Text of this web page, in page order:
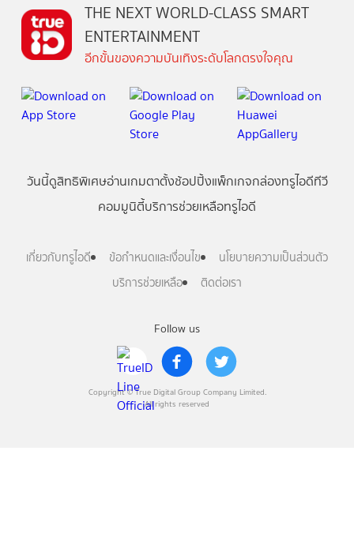
Follow us
Copyright © True Digital Group Company Limited.
All rights reserved
THE NEXT WORLD-CLASS SMART
ENTERTAINMENT
อีกขั้นของความบันเทิงระดับโลกตรงใจคุณ
วันนี้ดูสิทธิพิเศษอ่านเกมตาตั้งช้อปปิ้งแพ็กเกจกล่องทรูไอดีทีวี
คอมมูนิตี้บริการช่วยเหลือทรูไอดี
เกี่ยวกับทรูไอดี ข้อกำหนดและเงื่อนไข
นโยบายความเป็นส่วนตัว
บริการช่วยเหลือ
ติดต่อเรา